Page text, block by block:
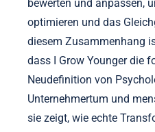
Nächstes Ihren mentalen
um Muster und Auslöser
hinaus sollten Sie Ihre
Achtsamkeitsprinzipien in
auf ganzheitliches
Schließlich sollten Sie
bewerten und anpassen,